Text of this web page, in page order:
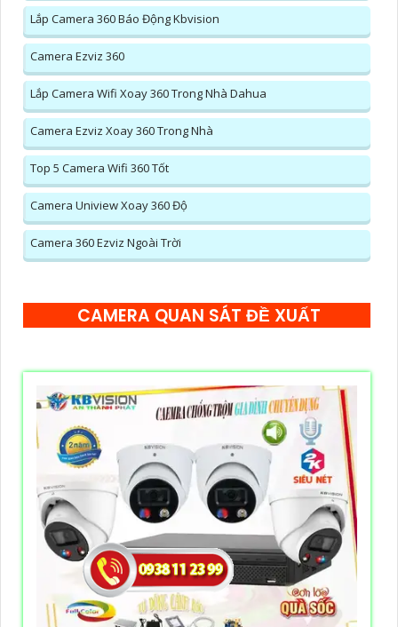
Lắp Camera 360 Báo Động Kbvision
Camera Ezviz 360
Lắp Camera Wifi Xoay 360 Trong Nhà Dahua
Camera Ezviz Xoay 360 Trong Nhà
Top 5 Camera Wifi 360 Tốt
Camera Uniview Xoay 360 Độ
Camera 360 Ezviz Ngoài Trời
CAMERA QUAN SÁT ĐỀ XUẤT